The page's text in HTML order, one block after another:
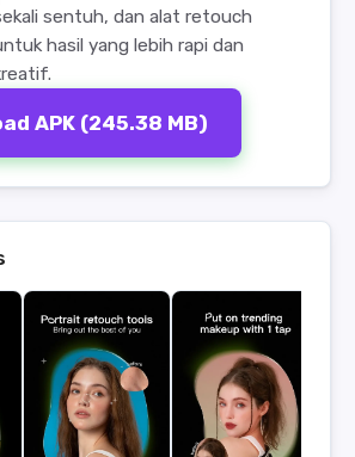
sentuh, dan alat retouch
hasil yang lebih rapi dan
APK (245.38 MB)